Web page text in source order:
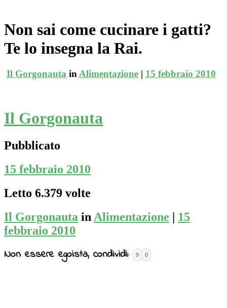
Non sai come cucinare i gatti?
Te lo insegna la Rai.
Il Gorgonauta inAlimentazione | 15 febbraio 2010
Il Gorgonauta
Pubblicato
15 febbraio 2010
Letto 6.379 volte
Il Gorgonauta in Alimentazione | 15
febbraio 2010
Non essere egoista, condividi: 9 0